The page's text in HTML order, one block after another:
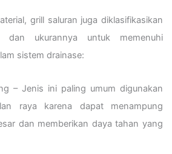
grill saluran juga diklasifikasikan
dan ukurannya untuk memenuhi
sistem drainase:
– Jenis ini paling umum digunakan
raya karena dapat menampung
dan memberikan daya tahan yang